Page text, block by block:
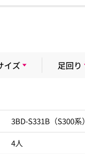
イズ 足回り
3BD-S331B（S300系）
4人